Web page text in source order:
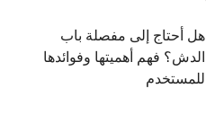
هل أحتاج إلى مفصلة باب
الدش؟ فهم أهميتها وفوائدها
للمستخدم